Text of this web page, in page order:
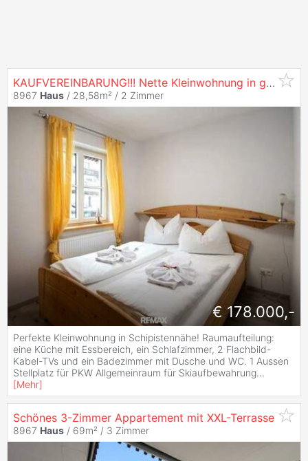
KAUFVEREINBARUNG!!! Nette Kleinwohnung in guter Lage!
8967 Haus / 28,58m² / 2 Zimmer
€ 178.000,-
Perfekte Kleinwohnung in Schipistennähe! Raumaufteilung:
eine Küche mit Essbereich, ein Schlafzimmer, 2 Flachbild-
Kabel-TVs und ein Badezimmer mit Dusche und WC. 1 Aussen
Stellplatz für PKW Allgemeinraum für Skiaufbewahrung...
[Mehr]
Schönes 3-Zimmer Appartement mit XXL-Terrasse
8967 Haus / 69m² / 3 Zimmer